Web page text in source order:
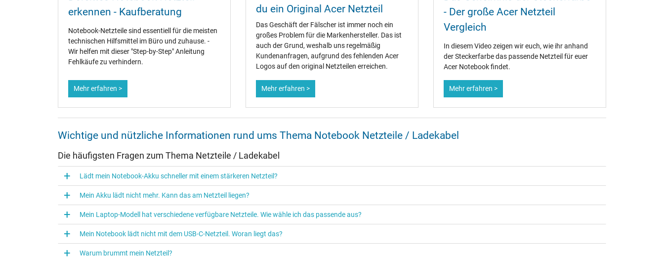
Ja
Prüfsiegel
CCC
CE
NOM NYCE
PSE
UL Listed
UL Nachhaltigkeit
Kategorisierung
Kategorie
Verwendung
erkennen - Kaufberatung
Notebook-Netzteile sind essentiell für die meisten
technischen Hilfsmittel im Büro und zuhause. -
Wir helfen mit dieser "Step-by-Step" Anleitung
Fehlkäufe zu verhindern.
Mehr erfahren >
du ein Original Acer Netzteil
Das Geschäft der Fälscher ist immer noch ein
großes Problem für die Markenhersteller. Das ist
auch der Grund, weshalb uns regelmäßig
Kundenanfragen, aufgrund des fehlenden Acer
Logos auf den original Netzteilen erreichen.
Mehr erfahren >
- Der große Acer Netzteil
Vergleich
In diesem Video zeigen wir euch, wie ihr anhand
der Steckerfarbe das passende Netzteil für euer
Acer Notebook findet.
Mehr erfahren >
Wichtige und nützliche Informationen rund ums Thema Notebook Netzteile / Ladekabel
Die häufigsten Fragen zum Thema Netzteile / Ladekabel
Lädt mein Notebook-Akku schneller mit einem stärkeren Netzteil?
Mein Akku lädt nicht mehr. Kann das am Netzteil liegen?
Mein Laptop-Modell hat verschiedene verfügbare Netzteile. Wie wähle ich das passende aus?
Mein Notebook lädt nicht mit dem USB-C-Netzteil. Woran liegt das?
Warum brummt mein Netzteil?